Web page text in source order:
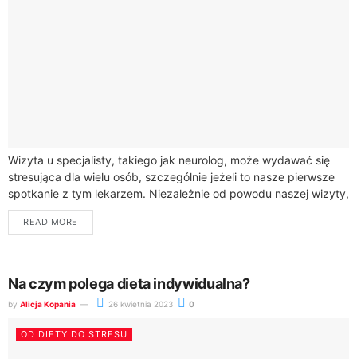
Wizyta u specjalisty, takiego jak neurolog, może wydawać się
stresująca dla wielu osób, szczególnie jeżeli to nasze pierwsze
spotkanie z tym lekarzem. Niezależnie od powodu naszej wizyty,
dobrze jest wiedzieć,...
READ MORE
Na czym polega dieta indywidualna?
by Alicja Kopania 26 kwietnia 2023 0
OD DIETY DO STRESU